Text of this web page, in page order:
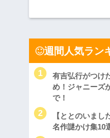
週間人気ラン
有吉弘行がつけ
め！ジャニーズ
で！
【ととのいま
名作謎かけ集10